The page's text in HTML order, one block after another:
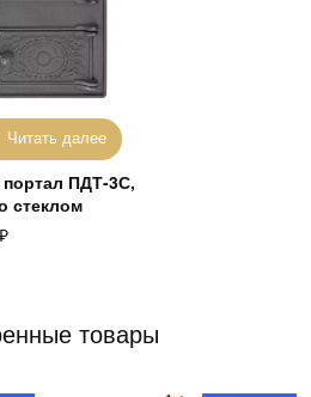
Читать далее
ПДТ-3С,
стеклом
₽
товары